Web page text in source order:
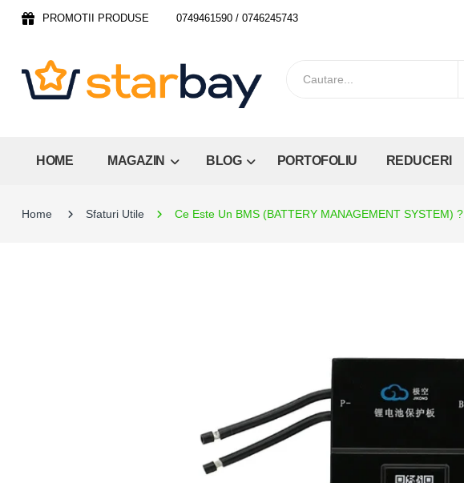
PROMOTII PRODUSE 0749461590 / 0746245743
HOME MAGAZIN BLOG PORTOFOLIU REDUCERI
Home Sfaturi Utile Ce Este Un BMS (BATTERY MANAGEMENT SYSTEM) ?